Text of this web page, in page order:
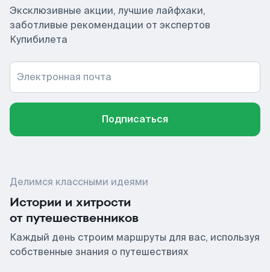
Эксклюзивные акции, лучшие лайфхаки,
заботливые рекомендации от экспертов
Купибилета
Электронная почта
Подписаться
Делимся классными идеями
Истории и хитрости
от путешественников
Каждый день строим маршруты для вас, используя
собственные знания о путешествиях